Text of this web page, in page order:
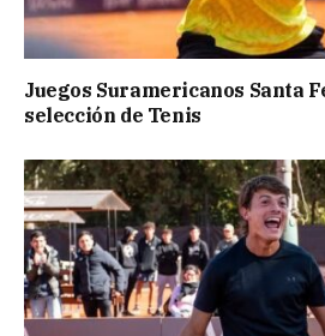
Juegos Suramericanos Santa
selección de Tenis